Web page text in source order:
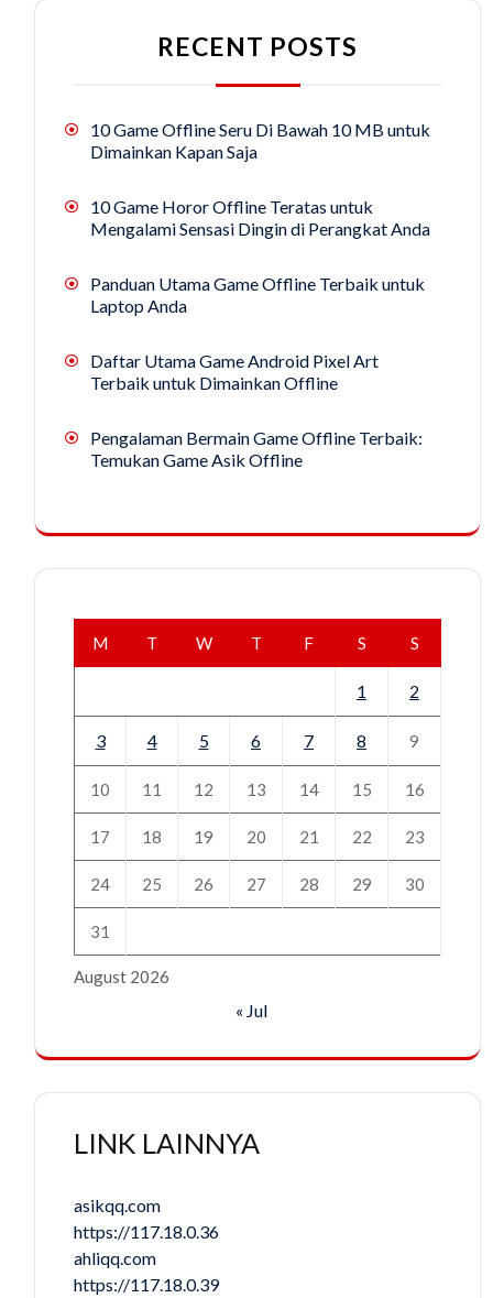
RECENT POSTS
10 Game Offline Seru Di Bawah 10 MB untuk
Dimainkan Kapan Saja
10 Game Horor Offline Teratas untuk
Mengalami Sensasi Dingin di Perangkat Anda
Panduan Utama Game Offline Terbaik untuk
Laptop Anda
Daftar Utama Game Android Pixel Art
Terbaik untuk Dimainkan Offline
Pengalaman Bermain Game Offline Terbaik:
Temukan Game Asik Offline
August 2026
M T W T F S S
1 2
3 4 5 6 7 8 9
10 11 12 13 14 15 16
17 18 19 20 21 22 23
24 25 26 27 28 29 30
31
« Jul
LINK LAINNYA
asikqq.com
https://117.18.0.36
ahliqq.com
https://117.18.0.39